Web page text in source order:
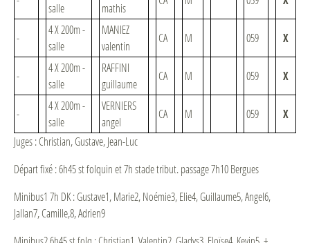
salle
mathis
-
4 X 200m -
salle
MANIEZ
valentin
CA M 059 X
-
4 X 200m -
salle
RAFFINI
guillaume
CA M 059 X
-
4 X 200m -
salle
VERNIERS
angel
CA M 059 X
Juges : Christian, Gustave, Jean-Luc
Départ fixé : 6h45 st folquin et 7h stade tribut. passage 7h10 Bergues
Minibus1 7h DK : Gustave1, Marie2, Noémie3, Elie4, Guillaume5, Angel6,
Jallan7, Camille,8, Adrien9